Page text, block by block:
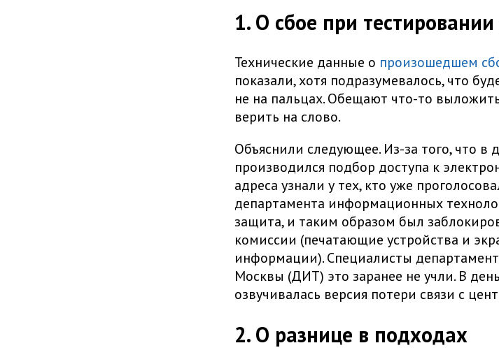
1. О сбое при
Технические данные о произошедшем
показали, хотя подразумевалось, что
не на пальцах. Обещают что-то
верить на слово.
Объяснили следующее. Из-за того, что в
производился подбор доступа к
адреса узнали у тех, кто уже
департамента информационных
защита, и таким образом был
комиссии (печатающие устройства и
информации). Специалисты
Москвы (ДИТ) это заранее не учли. В
озвучивалась версия потери связи с
2. О разнице в подходах